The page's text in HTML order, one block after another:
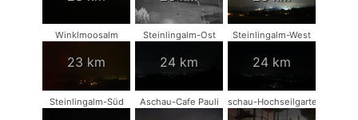
Winklmoosalm
23 km
Steinlingalm-Ost
24 km
Steinlingalm-West
24 km
Steinlingalm-Süd Aschau-Cafe Pauli Aschau-Hochseilgarten